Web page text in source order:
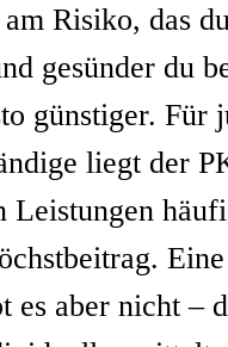
am Risiko, das
gesünder du
günstiger. Für
liegt der
Leistungen
Eine
es aber nicht –